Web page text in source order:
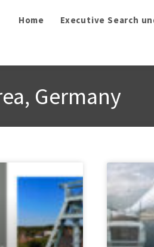
Home Executive Search
Germany